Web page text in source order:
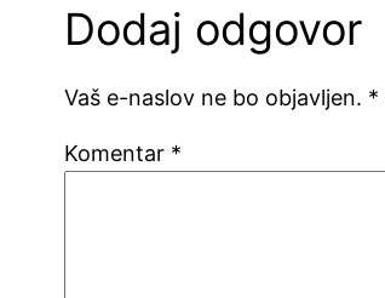
Dodaj odgovor
Vaš e-naslov ne bo objavljen. *
Komentar *